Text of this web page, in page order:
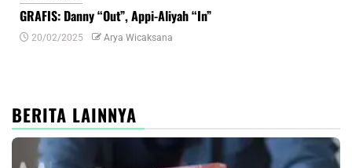
GRAFIS: Danny “Out”, Appi-Aliyah “In”
20/02/2025 Arya Wicaksana
BERITA LAINNYA